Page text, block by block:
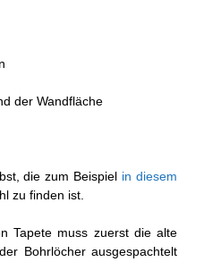
der Wandfläche
die zum Beispiel in diesem
zu finden ist.
Tapete muss zuerst die alte
Bohrlöcher ausgespachtelt